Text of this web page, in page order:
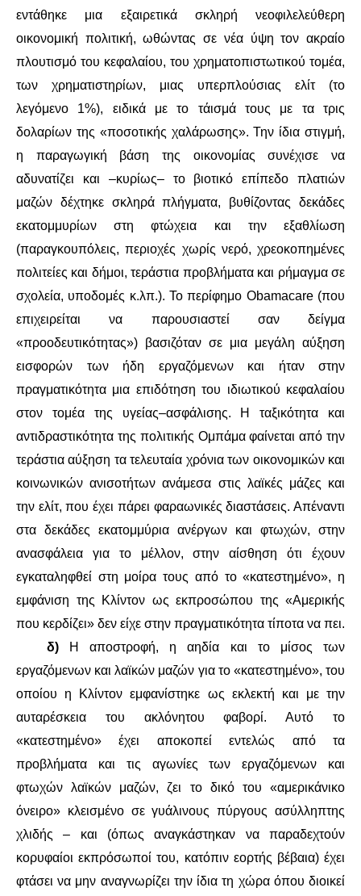
εντάθηκε μια εξαιρετικά σκληρή νεοφιλελεύθερη
οικονομική πολιτική, ωθώντας σε νέα ύψη τον ακραίο
πλουτισμό του κεφαλαίου, του χρηματοπιστωτικού τομέα,
των χρηματιστηρίων, μιας υπερπλούσιας ελίτ (το
λεγόμενο 1%), ειδικά με το τάισμά τους με τα τρις
δολαρίων της «ποσοτικής χαλάρωσης». Την ίδια στιγμή,
η παραγωγική βάση της οικονομίας συνέχισε να
αδυνατίζει και –κυρίως– το βιοτικό επίπεδο πλατιών
μαζών δέχτηκε σκληρά πλήγματα, βυθίζοντας δεκάδες
εκατομμυρίων στη φτώχεια και την εξαθλίωση
(παραγκουπόλεις, περιοχές χωρίς νερό, χρεοκοπημένες
πολιτείες και δήμοι, τεράστια προβλήματα και ρήμαγμα σε
σχολεία, υποδομές κ.λπ.). Το περίφημο Obamacare (που
επιχειρείται να παρουσιαστεί σαν δείγμα
«προοδευτικότητας») βασιζόταν σε μια μεγάλη αύξηση
εισφορών των ήδη εργαζόμενων και ήταν στην
πραγματικότητα μια επιδότηση του ιδιωτικού κεφαλαίου
στον τομέα της υγείας–ασφάλισης. Η ταξικότητα και
αντιδραστικότητα της πολιτικής Ομπάμα φαίνεται από την
τεράστια αύξηση τα τελευταία χρόνια των οικονομικών και
κοινωνικών ανισοτήτων ανάμεσα στις λαϊκές μάζες και
την ελίτ, που έχει πάρει φαραωνικές διαστάσεις. Απέναντι
στα δεκάδες εκατομμύρια ανέργων και φτωχών, στην
ανασφάλεια για το μέλλον, στην αίσθηση ότι έχουν
εγκαταληφθεί στη μοίρα τους από το «κατεστημένο», η
εμφάνιση της Κλίντον ως εκπροσώπου της «Αμερικής
που κερδίζει» δεν είχε στην πραγματικότητα τίποτα να πει.
δ)Η αποστροφή, η αηδία και το μίσος των
εργαζόμενων και λαϊκών μαζών για το «κατεστημένο», του
οποίου η Κλίντον εμφανίστηκε ως εκλεκτή και με την
αυταρέσκεια του ακλόνητου φαβορί. Αυτό το
«κατεστημένο» έχει αποκοπεί εντελώς από τα
προβλήματα και τις αγωνίες των εργαζόμενων και
φτωχών λαϊκών μαζών, ζει το δικό του «αμερικάνικο
όνειρο» κλεισμένο σε γυάλινους πύργους ασύλληπτης
χλιδής – και (όπως αναγκάστηκαν να παραδεχτούν
κορυφαίοι εκπρόσωποί του, κατόπιν εορτής βέβαια) έχει
φτάσει να μην αναγνωρίζει την ίδια τη χώρα όπου διοικεί